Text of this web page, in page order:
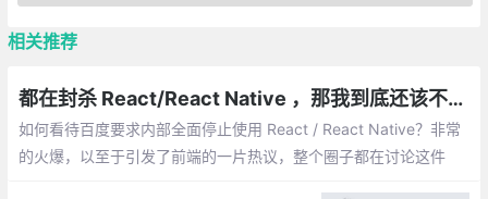
相关推荐
都在封杀 React/React Native ，那我到底还该不该继续学呢？
如何看待百度要求内部全面停止使用 React / React Native？非常
的火爆，以至于引发了前端的一片热议，整个圈子都在讨论这件